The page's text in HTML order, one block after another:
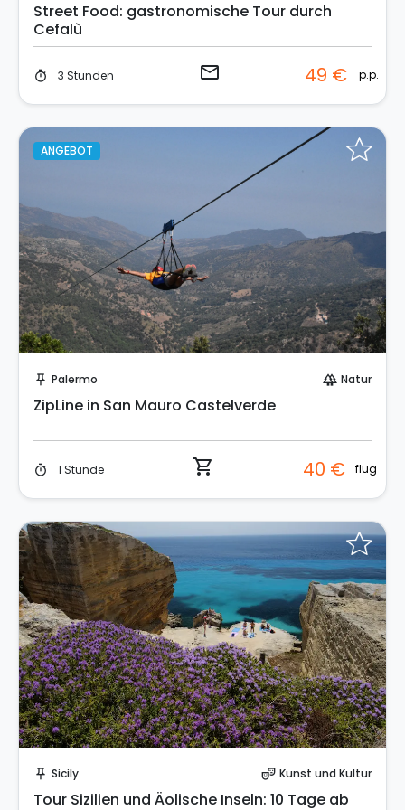
Street Food: gastronomische Tour durch
Cefalù
timer 3 Stunden email 49 € p.p.
ANGEBOT
push_pin Palermo forest Natur
ZipLine in San Mauro Castelverde
timer 1 Stunde shopping_cart 40 € flug
push_pin Sicily theater_comedy Kunst und Kultur
Tour Sizilien und Äolische Inseln: 10 Tage ab